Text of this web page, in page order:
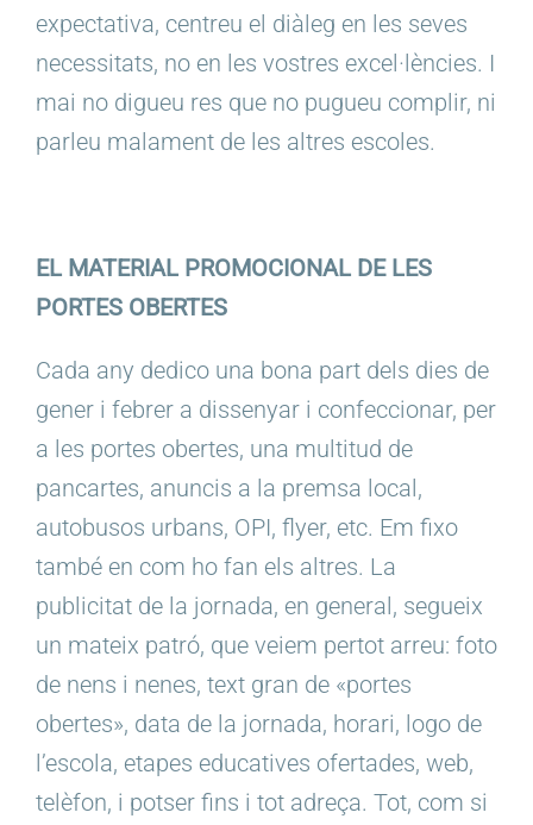
expectativa, centreu el diàleg en les seves
necessitats, no en les vostres excel·lències. I
mai no digueu res que no pugueu complir, ni
parleu malament de les altres escoles.
EL MATERIAL PROMOCIONAL DE LES
PORTES OBERTES
Cada any dedico una bona part dels dies de
gener i febrer a dissenyar i confeccionar, per
a les portes obertes, una multitud de
pancartes, anuncis a la premsa local,
autobusos urbans, OPI, flyer, etc. Em fixo
també en com ho fan els altres. La
publicitat de la jornada, en general, segueix
un mateix patró, que veiem pertot arreu: foto
de nens i nenes, text gran de «portes
obertes», data de la jornada, horari, logo de
l’escola, etapes educatives ofertades, web,
telèfon, i potser fins i tot adreça. Tot, com si